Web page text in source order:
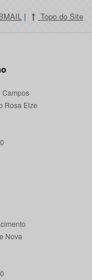
| Topo do Site
Campos
Rosa Elze
Nova